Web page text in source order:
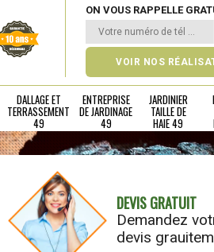
ON VOUS RAPPELLE
VOIR NOS
DALLAGE ET
TERRASSEMENT
49
ENTREPRISE
DE JARDINAGE
49
JARDINIER
TAILLE DE
HAIE 49
DEVIS GRATUIT
Demandez
devis